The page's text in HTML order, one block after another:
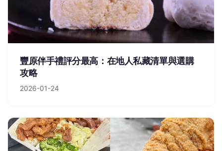
豐原伴手禮評分最高：在地人私藏清單與選購
攻略
2026-01-24